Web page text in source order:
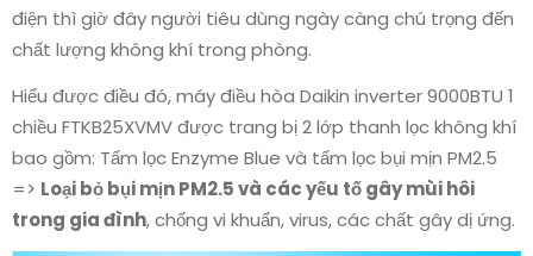
điện thì giờ đây người tiêu dùng ngày càng chú trọng đến
chất lượng không khí trong phòng.
Hiểu được điều đó, máy điều hòa Daikin inverter 9000BTU 1
chiều FTKB25XVMV được trang bị 2 lớp thanh lọc không khí
bao gồm: Tấm lọc Enzyme Blue và tấm lọc bụi mịn PM2.5
=> Loại bỏ bụi mịn PM2.5 và các yếu tố gây mùi hôi
trong gia đình, chống vi khuẩn, virus, các chất gây dị ứng.